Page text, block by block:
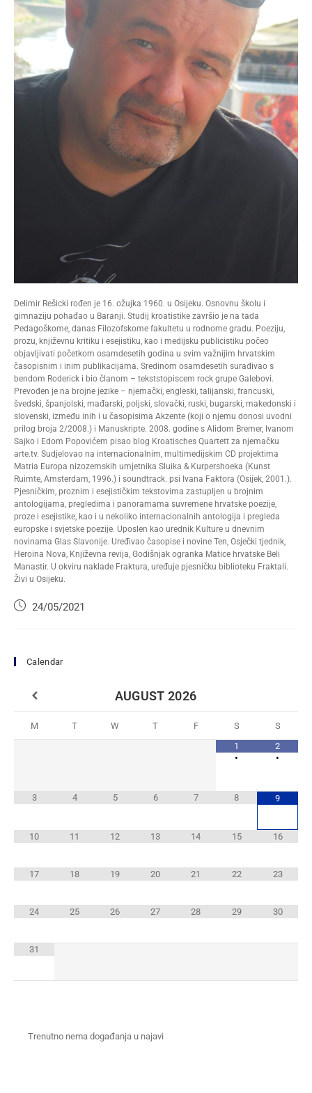
Delimir Rešicki rođen je 16. ožujka 1960. u Osijeku. Osnovnu školu i
gimnaziju pohađao u Baranji. Studij kroatistike završio je na tada
Pedagoškome, danas Filozofskome fakultetu u rodnome gradu. Poeziju,
prozu, književnu kritiku i esejistiku, kao i medijsku publicistiku počeo
objavljivati početkom osamdesetih godina u svim važnijim hrvatskim
časopisnim i inim publikacijama. Sredinom osamdesetih surađivao s
bendom Roderick i bio članom – tekststopiscem rock grupe Galebovi.
Prevođen je na brojne jezike – njemački, engleski, talijanski, francuski,
švedski, španjolski, mađarski, poljski, slovački, ruski, bugarski, makedonski i
slovenski, između inih i u časopisima Akzente (koji o njemu donosi uvodni
prilog broja 2/2008.) i Manuskripte. 2008. godine s Alidom Bremer, Ivanom
Sajko i Edom Popovićem pisao blog Kroatisches Quartett za njemačku
arte.tv. Sudjelovao na internacionalnim, multimedijskim CD projektima
Matria Europa nizozemskih umjetnika Sluika & Kurpershoeka (Kunst
Ruimte, Amsterdam, 1996.) i soundtrack. psi Ivana Faktora (Osijek, 2001.).
Pjesničkim, proznim i esejističkim tekstovima zastupljen u brojnim
antologijama, pregledima i panoramama suvremene hrvatske poezije,
proze i esejistike, kao i u nekoliko internacionalnih antologija i pregleda
europske i svjetske poezije. Uposlen kao urednik Kulture u dnevnim
novinama Glas Slavonije. Uređivao časopise i novine Ten, Osječki tjednik,
Heroina Nova, Književna revija, Godišnjak ogranka Matice hrvatske Beli
Manastir. U okviru naklade Fraktura, uređuje pjesničku biblioteku Fraktali.
Živi u Osijeku.
24/05/2021
Calendar
AUGUST 2026
M T W T F S
S
1
•
2
•
3 4 5 6 7 8 9
10 11 12 13 14 15 16
17 18 19 20 21 22 23
24 25 26 27 28 29 30
31
Trenutno nema događanja u najavi